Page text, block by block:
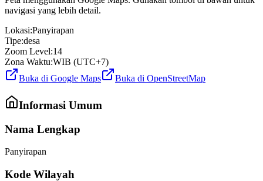
navigasi yang lebih detail.
Lokasi:Panyirapan
Tipe:desa
Zoom Level:14
Zona Waktu:WIB (UTC+7)
Buka di Google Maps
Buka di OpenStreetMap
Informasi Umum
Nama Lengkap
Panyirapan
Kode Wilayah